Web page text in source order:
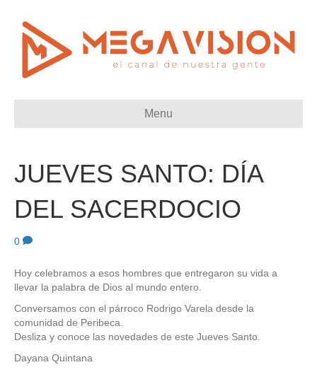
Menu
JUEVES SANTO: DÍA
DEL SACERDOCIO
0
Hoy celebramos a esos hombres que entregaron su vida a
llevar la palabra de Dios al mundo entero.
Conversamos con el párroco Rodrigo Varela desde la
comunidad de Peribeca.
Desliza y conoce las novedades de este Jueves Santo.
Dayana Quintana